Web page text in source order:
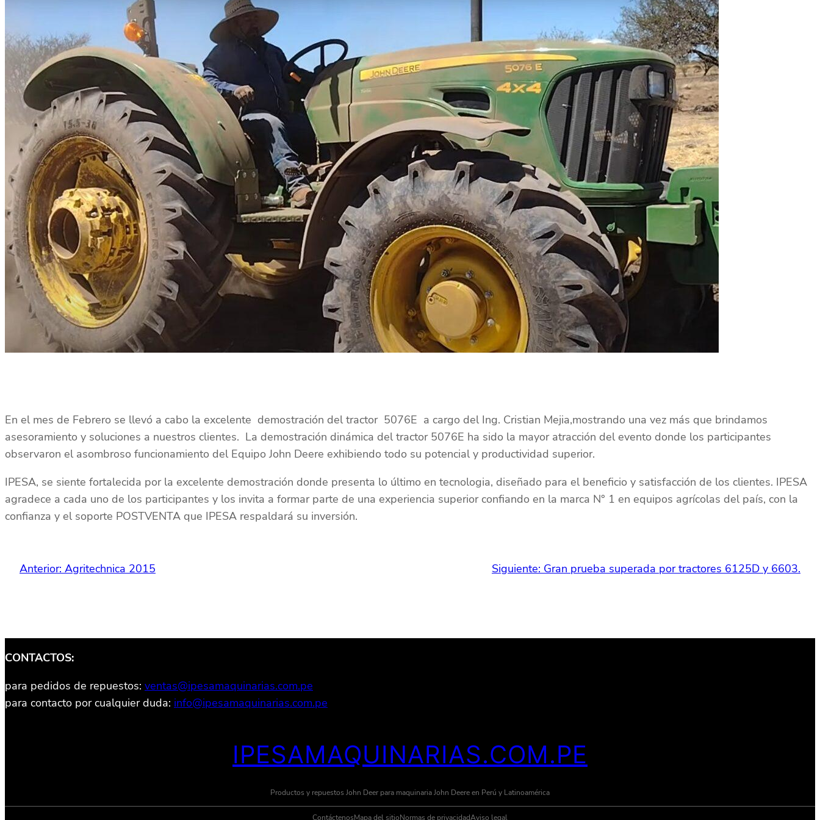
En el mes de Febrero se llevó a cabo la excelente demostración del tractor 5076E a cargo del Ing. Cristian Mejia,mostrando una vez más que brindamos
asesoramiento y soluciones a nuestros clientes. La demostración dinámica del tractor 5076E ha sido la mayor atracción del evento donde los participantes
observaron el asombroso funcionamiento del Equipo John Deere exhibiendo todo su potencial y productividad superior.
IPESA, se siente fortalecida por la excelente demostración donde presenta lo último en tecnologia, diseñado para el beneficio y satisfacción de los clientes. IPESA
agradece a cada uno de los participantes y los invita a formar parte de una experiencia superior confiando en la marca N° 1 en equipos agrícolas del país, con la
confianza y el soporte POSTVENTA que IPESA respaldará su inversión.
Anterior: Agritechnica 2015 Siguiente: Gran prueba superada por tractores 6125D y 6603.
CONTACTOS:
para pedidos de repuestos: ventas@ipesamaquinarias.com.pe
para contacto por cualquier duda: info@ipesamaquinarias.com.pe
IPESAMAQUINARIAS.COM.PE
Productos y repuestos John Deer para maquinaria John Deere en Perú y Latinoamérica
ContáctenosMapa del sitioNormas de privacidadAviso legal